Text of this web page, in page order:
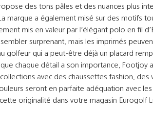
des tons pâles et des nuances plus
marque a également misé sur des motifs
mis en valeur par l’élégant polo en fil
surprenant, mais les imprimés
golfeur qui a peut-être déjà un placard
chaque détail a son importance, Footjoy
avec des chaussettes fashion, des
seront en parfaite adéquation avec
originalité dans votre magasin Eurogolf